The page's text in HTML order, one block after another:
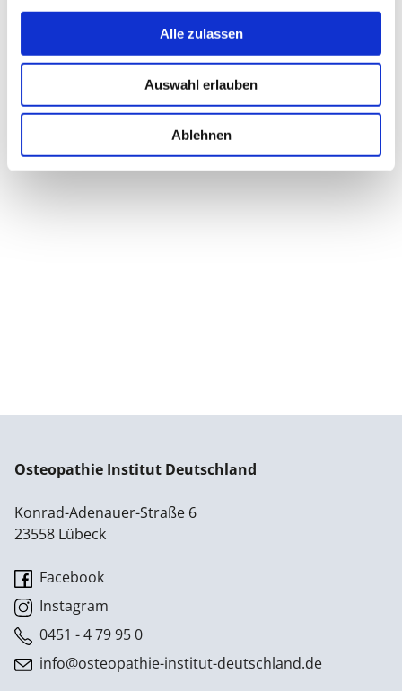
Alle zulassen
Auswahl erlauben
Ablehnen
Osteopathie Institut Deutschland
Konrad-Adenauer-Straße 6
23558 Lübeck
Facebook
Instagram
0451 - 4 79 95 0
info@osteopathie-institut-deutschland.de